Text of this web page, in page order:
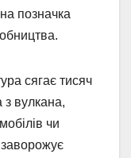
позначка
сягає тисяч
з вулкана,
чи